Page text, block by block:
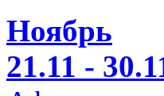
Ноябрь
21.11 -